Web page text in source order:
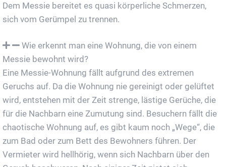
Dem Messie bereitet es quasi körperliche Schmerzen,
sich vom Gerümpel zu trennen.
Wie erkennt man eine Wohnung, die von einem
Messie bewohnt wird?
Eine Messie-Wohnung fällt aufgrund des extremen
Geruchs auf. Da die Wohnung nie gereinigt oder gelüftet
wird, entstehen mit der Zeit strenge, lästige Gerüche, die
für die Nachbarn eine Zumutung sind. Besuchern fällt die
chaotische Wohnung auf, es gibt kaum noch „Wege“, die
zum Bad oder zum Bett des Bewohners führen. Der
Vermieter wird hellhörig, wenn sich Nachbarn über den